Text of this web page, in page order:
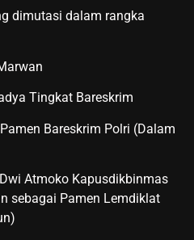
dimutasi dalam rangka
Tingkat Bareskrim
Bareskrim Polri (Dalam
Atmoko Kapusdikbinmas
sebagai Pamen Lemdiklat